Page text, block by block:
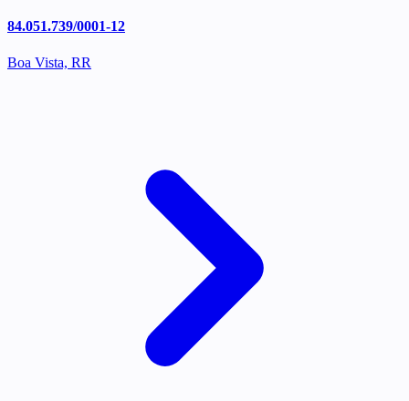
84.051.739/0001-12
Boa Vista, RR